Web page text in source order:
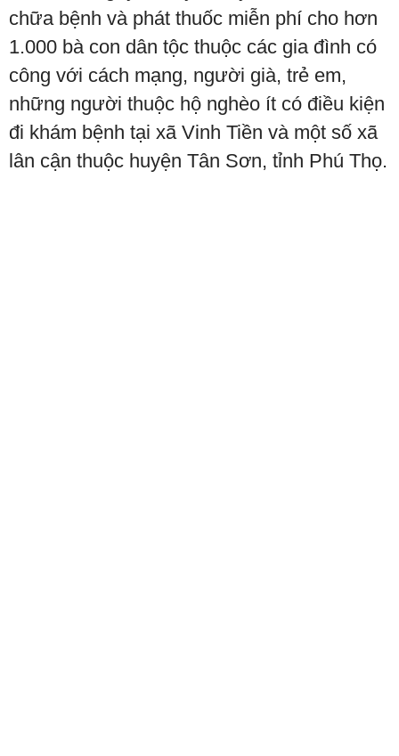
chữa bệnh và phát thuốc miễn phí cho hơn
1.000 bà con dân tộc thuộc các gia đình có
công với cách mạng, người già, trẻ em,
những người thuộc hộ nghèo ít có điều kiện
đi khám bệnh tại xã Vinh Tiền và một số xã
lân cận thuộc huyện Tân Sơn, tỉnh Phú Thọ.